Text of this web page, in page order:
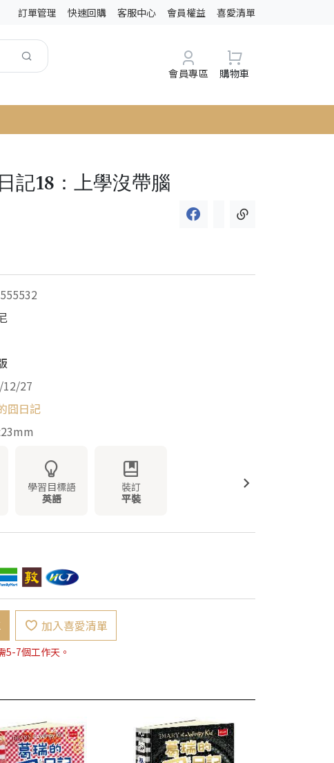
訂單管理 快速回購 客服中心 會員權益 喜愛清單
會員專區 購物車
記18：上學沒帶腦
12/27
囧日記
學習目標語
英語
裝訂
平裝
加入喜愛清單
5-7個工作天。